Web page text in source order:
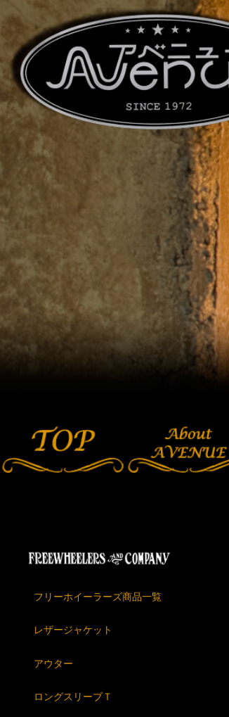
フリーホイーラーズ商品一覧
レザージャケット
アウター
ロングスリーブＴ